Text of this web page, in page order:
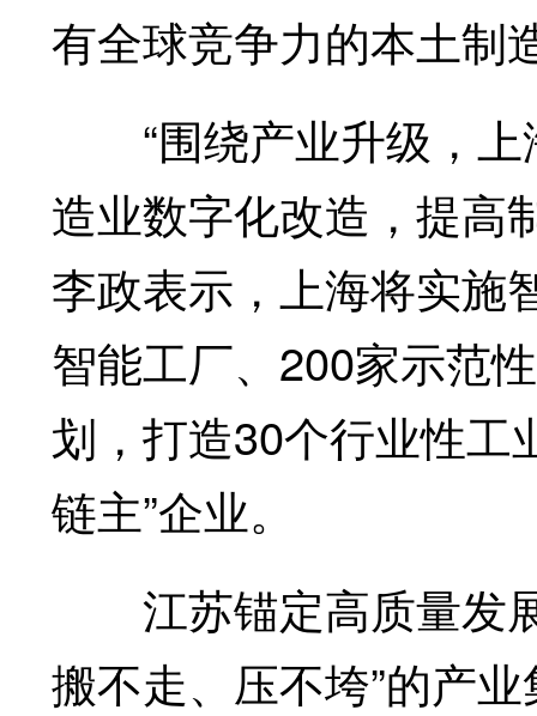
有全球竞争力的本土制
“围绕产业升级，上
造业数字化改造，提高
李政表示，上海将实施
智能工厂、200家示范
划，打造30个行业性工
链主”企业。
江苏锚定高质量发展
搬不走、压不垮”的产